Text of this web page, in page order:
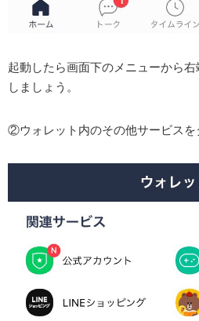
起動したら画面下のメニューから
しましょう。
②ウォレット内のその他サービスを